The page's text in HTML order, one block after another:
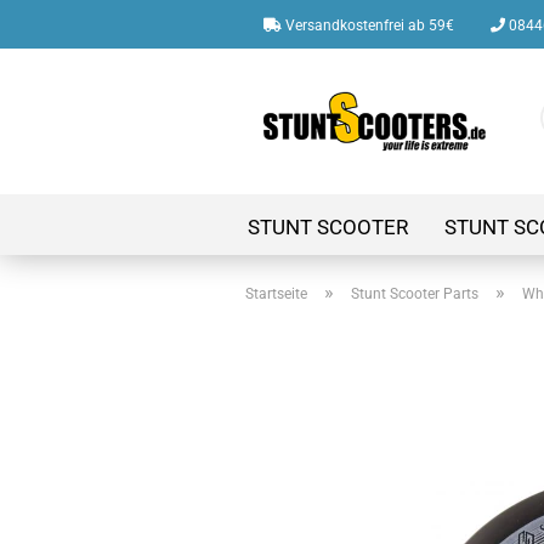
Versandkostenfrei ab 59€
STUNT SCOOTER STUNT
Startseite » Stunt Scooter Parts »